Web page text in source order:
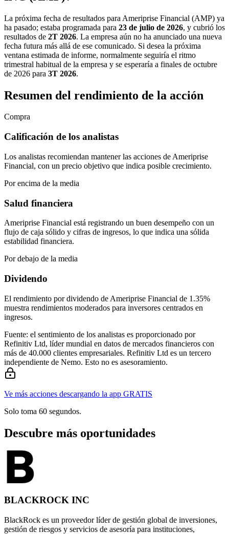
La próxima fecha de resultados para Ameriprise Financial (AMP) ya
ha pasado; estaba programada para 23 de julio de 2026, y cubrió los
resultados de 2T 2026. La empresa aún no ha anunciado una nueva
fecha futura más allá de ese comunicado. Si desea la próxima
ventana estimada de informe, normalmente seguiría el ritmo
trimestral habitual de la empresa y se esperaría a finales de octubre
de 2026 para 3T 2026.
Resumen del rendimiento de la acción
Compra
Calificación de los analistas
Los analistas recomiendan mantener las acciones de Ameriprise
Financial, con un precio objetivo que indica posible crecimiento.
Por encima de la media
Salud financiera
Ameriprise Financial está registrando un buen desempeño con un
flujo de caja sólido y cifras de ingresos, lo que indica una sólida
estabilidad financiera.
Por debajo de la media
Dividendo
El rendimiento por dividendo de Ameriprise Financial de 1.35%
muestra rendimientos moderados para inversores centrados en
ingresos.
Fuente: el sentimiento de los analistas es proporcionado por
Refinitiv Ltd, líder mundial en datos de mercados financieros con
más de 40.000 clientes empresariales. Refinitiv Ltd es un tercero
independiente de Nemo. Esto no es asesoramiento.
Ve más acciones descargando la app GRATIS
Solo toma 60 segundos.
Descubre más oportunidades
BLACKROCK INC
BlackRock es un proveedor líder de gestión global de inversiones,
gestión de riesgos y servicios de asesoría para instituciones,